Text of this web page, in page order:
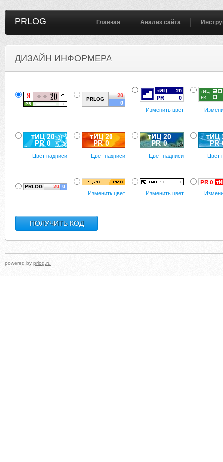
PRLOG Главная Анализ сайта
ДИЗАЙН ИНФОРМЕРА
Изменить цвет
Цвет надписи Цвет надписи Цвет надписи Цвет
Изменить цвет Изменить цвет
powered by prlog.ru